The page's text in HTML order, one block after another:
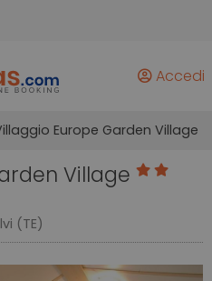
Accedi
Europe Garden Village
Village
(TE)